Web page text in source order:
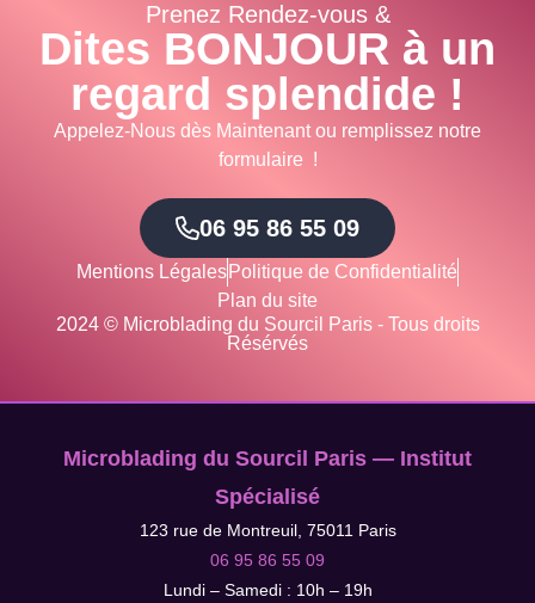
Prenez Rendez-vous &
Dites BONJOUR à un
regard splendide !
Appelez-Nous dès Maintenant ou remplissez notre
formulaire !
06 95 86 55 09
Mentions LégalesPolitique de Confidentialité
Plan du site
2024 © Microblading du Sourcil Paris - Tous droits
Résérvés
Microblading du Sourcil Paris — Institut
Spécialisé
123 rue de Montreuil, 75011 Paris
06 95 86 55 09
Lundi – Samedi : 10h – 19h